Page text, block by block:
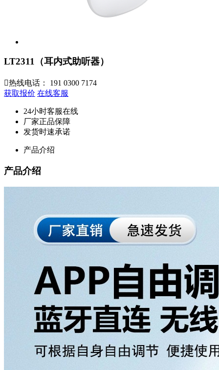
LT2311（耳内式助听器）
热线电话： 191 0300 7174
获取报价 在线客服
24小时客服在线
厂家正品保障
发货时速承诺
产品介绍
产品介绍